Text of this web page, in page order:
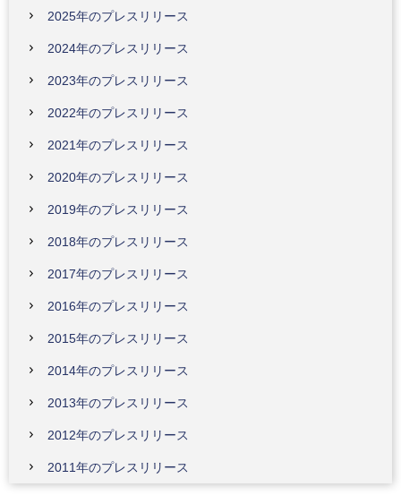
2025年のプレスリリース
2024年のプレスリリース
2023年のプレスリリース
2022年のプレスリリース
2021年のプレスリリース
2020年のプレスリリース
2019年のプレスリリース
2018年のプレスリリース
2017年のプレスリリース
2016年のプレスリリース
2015年のプレスリリース
2014年のプレスリリース
2013年のプレスリリース
2012年のプレスリリース
2011年のプレスリリース